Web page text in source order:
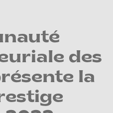
des
la